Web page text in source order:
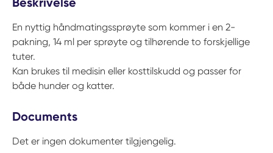
En nyttig håndmatingssprøyte som kommer i en 2-
pakning, 14 ml per sprøyte og tilhørende to forskjellige
tuter.
Kan brukes til medisin eller kosttilskudd og passer for
både hunder og katter.
Documents
Det er ingen dokumenter tilgjengelig.